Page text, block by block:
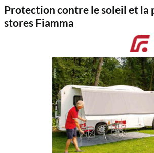
Protection contre le soleil et la
stores Fiamma